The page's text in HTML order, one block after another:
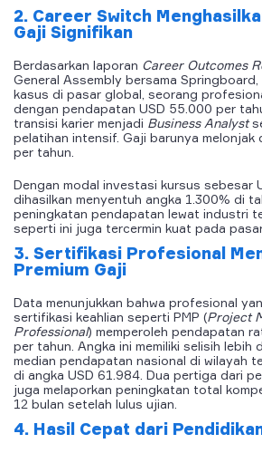
2. Career Switch
Gaji Signifikan
Berdasarkan laporan Career Outcomes
General Assembly bersama
kasus di pasar global, seorang
dengan pendapatan USD 55.000 per
transisi karier menjadi Business Analyst
pelatihan intensif. Gaji barunya melonjak
per tahun.
Dengan modal investasi kursus sebesar
dihasilkan menyentuh angka 1.300% di
peningkatan pendapatan lewat industri
seperti ini juga tercermin kuat pada
3. Sertifikasi Profesional
Premium Gaji
Data menunjukkan bahwa profesional
sertifikasi keahlian seperti PMP (Project
Professional) memperoleh pendapatan
per tahun. Angka ini memiliki selisih lebih
median pendapatan nasional di wilayah
di angka USD 61.984. Dua pertiga dari
juga melaporkan peningkatan total
12 bulan setelah lulus ujian.
4. Hasil Cepat dari